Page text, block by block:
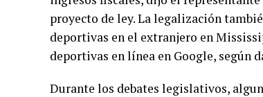
proyecto de ley. La legalización
deportivas en el extranjero en
deportivas en línea en Google, según
Durante los debates legislativos,